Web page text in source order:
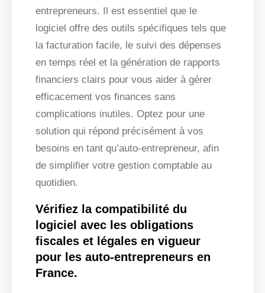
entrepreneurs. Il est essentiel que le
logiciel offre des outils spécifiques tels que
la facturation facile, le suivi des dépenses
en temps réel et la génération de rapports
financiers clairs pour vous aider à gérer
efficacement vos finances sans
complications inutiles. Optez pour une
solution qui répond précisément à vos
besoins en tant qu’auto-entrepreneur, afin
de simplifier votre gestion comptable au
quotidien.
Vérifiez la compatibilité du
logiciel avec les obligations
fiscales et légales en vigueur
pour les auto-entrepreneurs en
France.